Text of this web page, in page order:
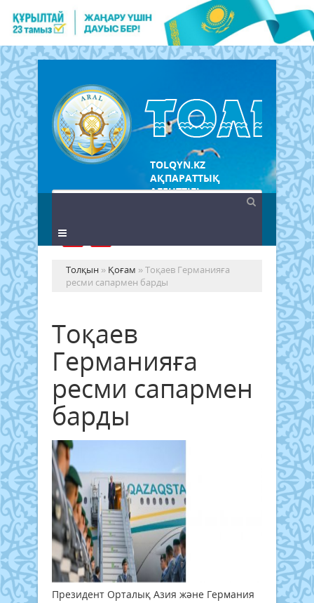
TOLQYN.KZ
АҚПАРАТТЫҚ
АГЕНТТІГІ
Толқын » Қоғам » Тоқаев Германияға
ресми сапармен барды
Тоқаев
Германияға
ресми сапармен
барды
Президент Орталық Азия және Германия